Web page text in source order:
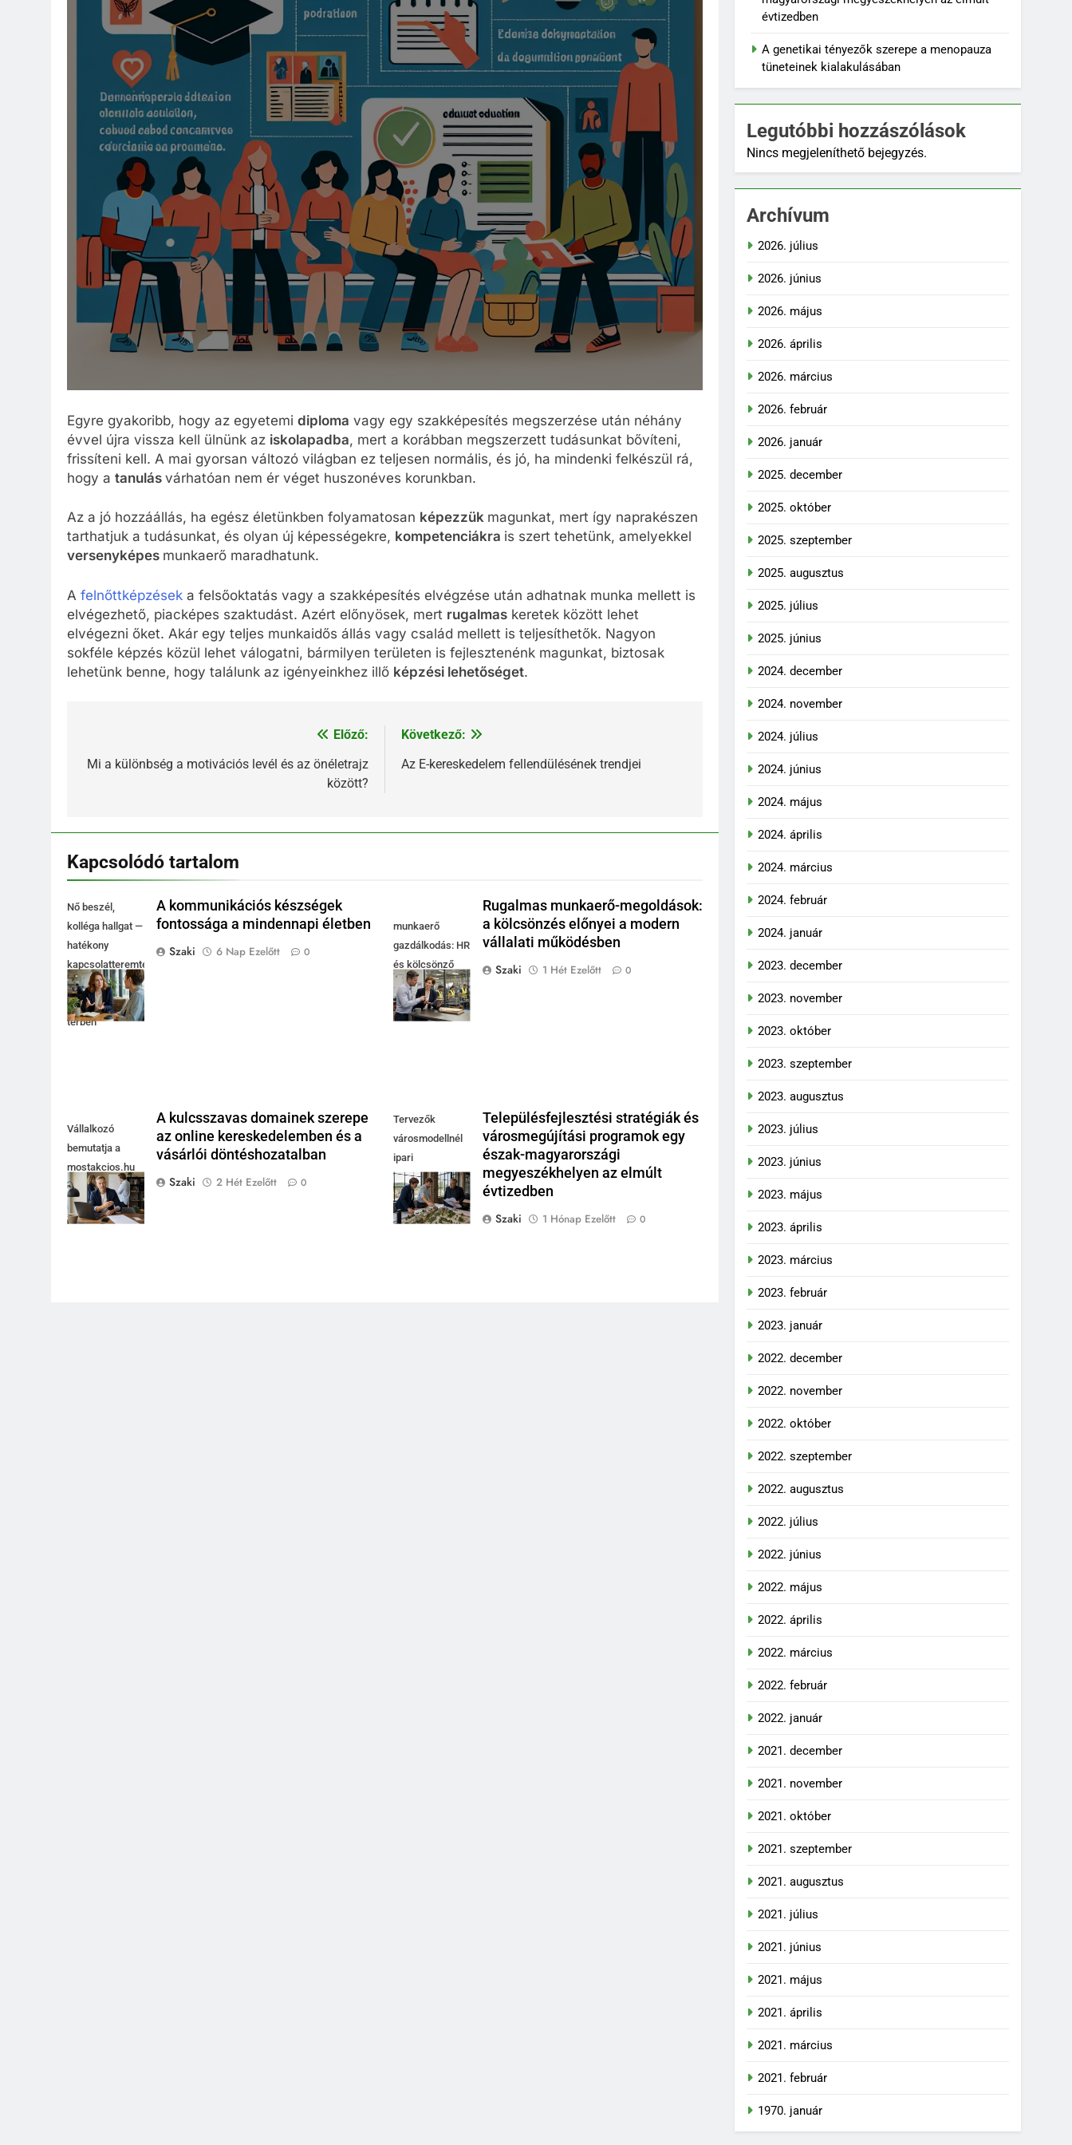
Egyre gyakoribb, hogy az egyetemi diploma vagy egy szakképesítés megszerzése után néhány
évvel újra vissza kell ülnünk az iskolapadba, mert a korábban megszerzett tudásunkat bővíteni,
frissíteni kell. A mai gyorsan változó világban ez teljesen normális, és jó, ha mindenki felkészül rá,
hogy a tanulás várhatóan nem ér véget huszonéves korunkban.
Az a jó hozzáállás, ha egész életünkben folyamatosan képezzük magunkat, mert így naprakészen
tarthatjuk a tudásunkat, és olyan új képességekre, kompetenciákra is szert tehetünk, amelyekkel
versenyképes munkaerő maradhatunk.
A felnőttképzések a felsőoktatás vagy a szakképesítés elvégzése után adhatnak munka mellett is
elvégezhető, piacképes szaktudást. Azért előnyösek, mert rugalmas keretek között lehet
elvégezni őket. Akár egy teljes munkaidős állás vagy család mellett is teljesíthetők. Nagyon
sokféle képzés közül lehet válogatni, bármilyen területen is fejlesztenénk magunkat, biztosak
lehetünk benne, hogy találunk az igényeinkhez illő képzési lehetőséget.
navigáció
Előző:
Mi a különbség a motivációs levél és az önéletrajz
között?
Következő:
Az E-kereskedelem fellendülésének trendjei
Kapcsolódó tartalom
Nő beszél,
kolléga hallgat —
hatékony
kapcsolatteremtés
fényes
coworking
térben
A kommunikációs készségek
fontossága a mindennapi életben
Szaki
6 Nap Ezelőtt 0
munkaerő
gazdálkodás: HR
és kölcsönző
egyeztet modern
műhely mellett
Rugalmas munkaerő-megoldások:
a kölcsönzés előnyei a modern
vállalati működésben
Szaki
1 Hét Ezelőtt 0
Vállalkozó
bemutatja a
mostakcios.hu
domain név
megszerzését.
A kulcsszavas domainek szerepe
az online kereskedelemben és a
vásárlói döntéshozatalban
Szaki
2 Hét Ezelőtt 0
Tervezők
városmodellnél
ipari
csarnokban,
integrált területi
program
Településfejlesztési stratégiák és
városmegújítási programok egy
észak-magyarországi
megyeszékhelyen az elmúlt
évtizedben
Szaki
1 Hónap Ezelőtt 0
évtizedben
A genetikai tényezők szerepe a menopauza
tüneteinek kialakulásában
Legutóbbi hozzászólások
Nincs megjeleníthető bejegyzés.
Archívum
2026. július
2026. június
2026. május
2026. április
2026. március
2026. február
2026. január
2025. december
2025. október
2025. szeptember
2025. augusztus
2025. július
2025. június
2024. december
2024. november
2024. július
2024. június
2024. május
2024. április
2024. március
2024. február
2024. január
2023. december
2023. november
2023. október
2023. szeptember
2023. augusztus
2023. július
2023. június
2023. május
2023. április
2023. március
2023. február
2023. január
2022. december
2022. november
2022. október
2022. szeptember
2022. augusztus
2022. július
2022. június
2022. május
2022. április
2022. március
2022. február
2022. január
2021. december
2021. november
2021. október
2021. szeptember
2021. augusztus
2021. július
2021. június
2021. május
2021. április
2021. március
2021. február
1970. január